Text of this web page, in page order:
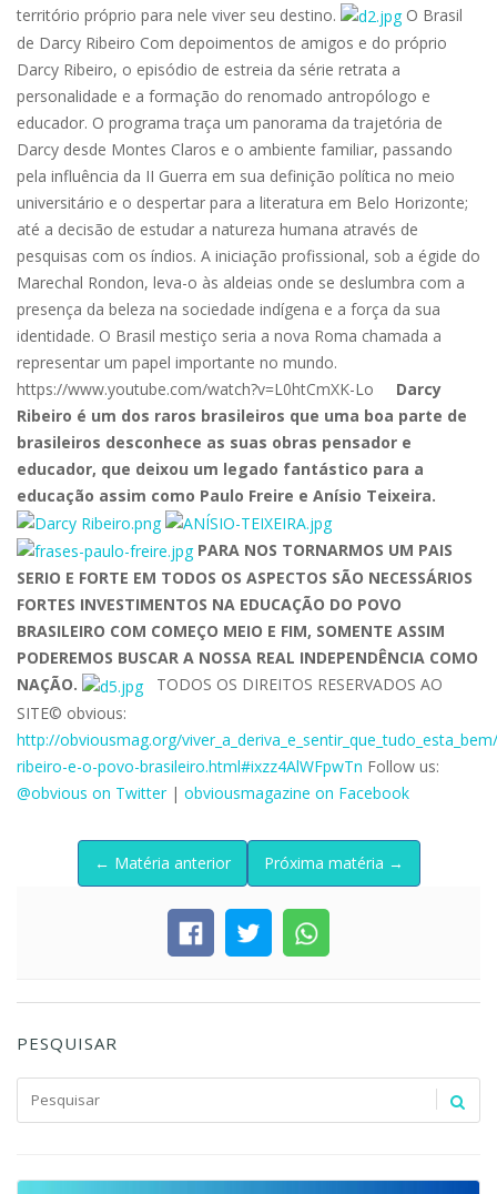
território próprio para nele viver seu destino.
O Brasil
de Darcy Ribeiro Com depoimentos de amigos e do próprio
Darcy Ribeiro, o episódio de estreia da série retrata a
personalidade e a formação do renomado antropólogo e
educador. O programa traça um panorama da trajetória de
Darcy desde Montes Claros e o ambiente familiar, passando
pela influência da II Guerra em sua definição política no meio
universitário e o despertar para a literatura em Belo Horizonte;
até a decisão de estudar a natureza humana através de
pesquisas com os índios. A iniciação profissional, sob a égide do
Marechal Rondon, leva-o às aldeias onde se deslumbra com a
presença da beleza na sociedade indígena e a força da sua
identidade. O Brasil mestiço seria a nova Roma chamada a
representar um papel importante no mundo.
https://www.youtube.com/watch?v=L0htCmXK-Lo Darcy
Ribeiro é um dos raros brasileiros que uma boa parte de
brasileiros desconhece as suas obras pensador e
educador, que deixou um legado fantástico para a
educação assim como Paulo Freire e Anísio Teixeira.
PARA NOS TORNARMOS UM PAIS
SERIO E FORTE EM TODOS OS ASPECTOS SÃO NECESSÁRIOS
FORTES INVESTIMENTOS NA EDUCAÇÃO DO POVO
BRASILEIRO COM COMEÇO MEIO E FIM, SOMENTE ASSIM
PODEREMOS BUSCAR A NOSSA REAL INDEPENDÊNCIA COMO
NAÇÃO.
TODOS OS DIREITOS RESERVADOS AO
SITE© obvious:
http://obviousmag.org/
ribeiro-e-o-povo-brasileiro.html#ixzz4AlWFpwTn Follow us:
@obvious on Twitter| obviousmagazine on Facebook
← Matéria anterior Próxima matéria →
PESQUISAR